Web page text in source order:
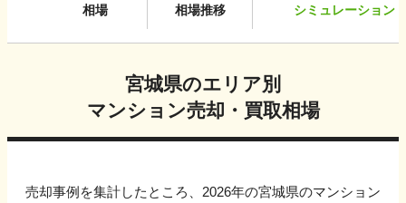
相場
相場推移
シミュレーション
宮城県のエリア別
マンション売却・買取相場
売却事例を集計したところ、 2026年の宮城県のマンション